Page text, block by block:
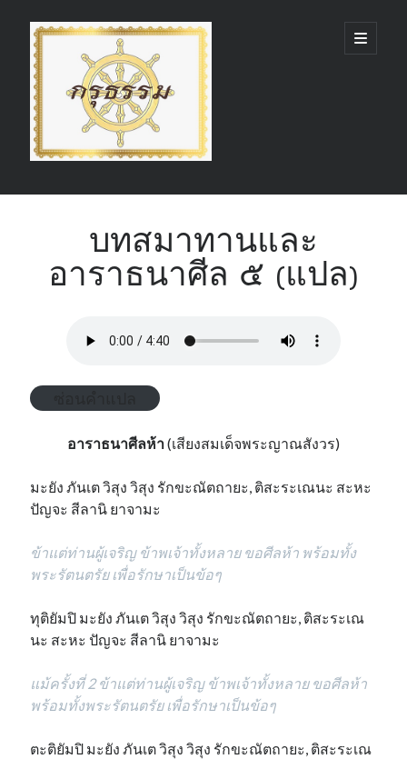
กรุ
ธรรม
(GruDhamma.com)
open
primary
Sidebar
บทสมาทานและ
อาราธนาศีล ๕ (แปล)
อาราธนาศีลห้า(เสียงสมเด็จพระญาณสังวร)
มะยัง ภันเต วิสุง วิสุง รักขะณัตถายะ, ติสะระเณนะ สะหะ
ปัญจะ สีลานิ ยาจามะ
ข้าแต่ท่านผู้เจริญ ข้าพเจ้าทั้งหลาย ขอศีลห้า พร้อมทั้ง
พระรัตนตรัย เพื่อรักษาเป็นข้อๆ
ทุติยัมปิ มะยัง ภันเต วิสุง วิสุง รักขะณัตถายะ, ติสะระเณ
นะ สะหะ ปัญจะ สีลานิ ยาจามะ
แม้ครั้งที่ 2 ข้าแต่ท่านผู้เจริญ ข้าพเจ้าทั้งหลาย ขอศีลห้า
พร้อมทั้งพระรัตนตรัย เพื่อรักษาเป็นข้อๆ
ตะติยัมปิ มะยัง ภันเต วิสุง วิสุง รักขะณัตถายะ, ติสะระเณ